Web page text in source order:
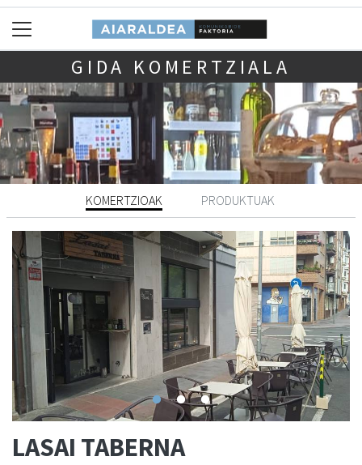
GIDA KOMERTZIALA
KOMERTZIOAK PRODUKTUAK
LASAI TABERNA